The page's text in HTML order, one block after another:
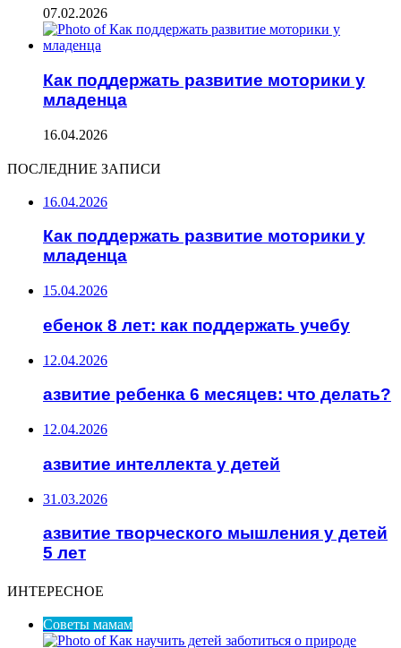
07.02.2026
Как поддержать развитие моторики у
младенца
16.04.2026
ПОСЛЕДНИЕ ЗАПИСИ
16.04.2026
Как поддержать развитие моторики у
младенца
15.04.2026
ебенок 8 лет: как поддержать учебу
12.04.2026
азвитие ребенка 6 месяцев: что делать?
12.04.2026
азвитие интеллекта у детей
31.03.2026
азвитие творческого мышления у детей
5 лет
ИНТЕРЕСНОЕ
Советы мамам